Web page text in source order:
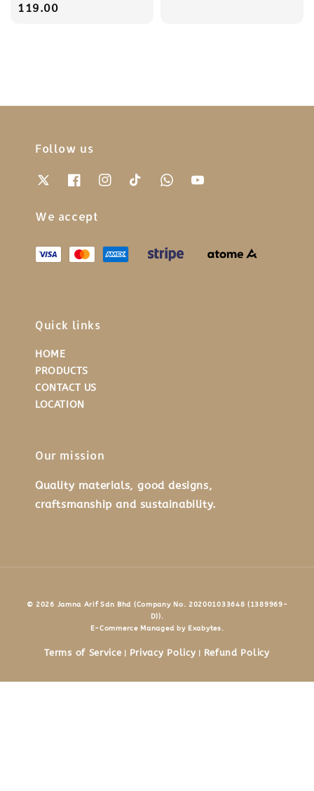
price
119.00
Follow us
We accept
Quick links
HOME
PRODUCTS
CONTACT US
LOCATION
Our mission
Quality materials, good designs,
craftsmanship and sustainability.
© 2026 Jamna Arif Sdn Bhd (Company No. 202001033648 (1389969-
D)).
E-Commerce Managed by Exabytes.
Terms of Service Privacy Policy Refund Policy